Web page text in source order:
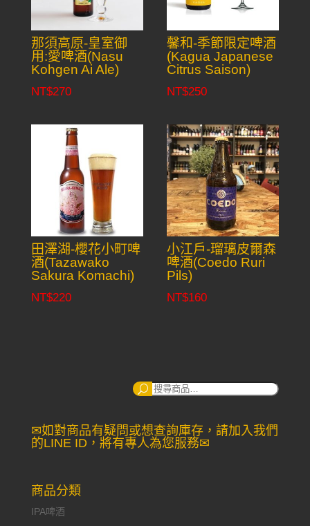
那須高原-皇室御
用:愛啤酒(Nasu
Kohgen Ai Ale)
NT$270
馨和-季節限定啤酒
(Kagua Japanese
Citrus Saison)
NT$250
田澤湖-櫻花小町啤
酒(Tazawako
Sakura Komachi)
NT$220
小江戶-瑠璃皮爾森
啤酒(Coedo Ruri
Pils)
NT$160
搜
✉如對商品有疑問或想查詢庫存，請加入我們
的LINE ID，將有專人為您服務✉
商品分類
IPA啤酒